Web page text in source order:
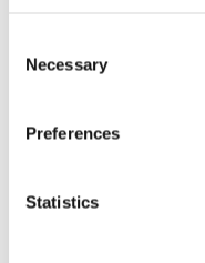
Selection
Necessary
Preferences
Statistics